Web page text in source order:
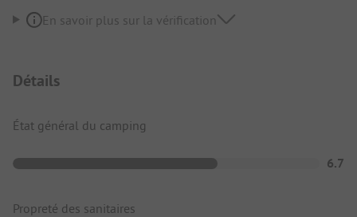
En savoir plus sur la vérification
Détails
État général du camping
6.7
Propreté des sanitaires